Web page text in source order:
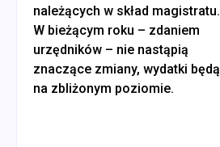
należących w skład magistratu.
W bieżącym roku – zdaniem
urzędników – nie nastąpią
znaczące zmiany, wydatki będą
na zbliżonym poziomie.